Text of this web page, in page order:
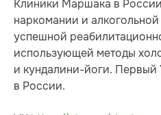
Клиники Маршака в
наркомании и
успешной
использующей методы
и кундалини-йоги. Первый
в России.